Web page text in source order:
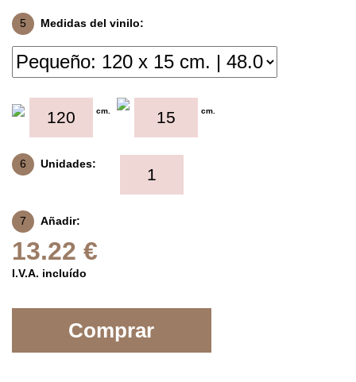
5 Medidas del vinilo:
cm. cm.
6 Unidades:
7 Añadir:
13.22 €
I.V.A. incluído
Comprar